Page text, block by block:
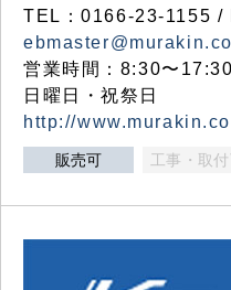
TEL：0166-23-1155 /
営業時間：8:30〜
日曜日・祝祭日
http://
販売可 工事・取